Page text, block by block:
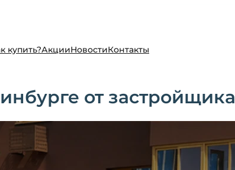
купить?АкцииНовостиКонтакты
от застройщика